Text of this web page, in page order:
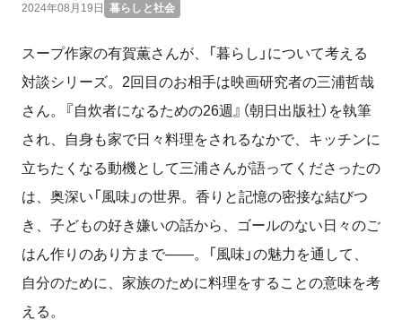
2024年08月19日 暮らしと社会
スープ作家の有賀薫さんが、「暮らし」について考える
対談シリーズ。2回目のお相手は映画研究者の三浦哲哉
さん。『自炊者になるための26週』（朝日出版社）を執筆
され、自身も家で日々料理をされるなかで、キッチンに
立ちたくなる動機として三浦さんが語ってくださったの
は、奥深い「風味」の世界。香りと記憶の密接な結びつ
き、子どもの好き嫌いの話から、ゴールのない日々のご
はん作りのあり方まで――。「風味」の魅力を通して、
自分のために、家族のために料理をすることの意味を考
える。